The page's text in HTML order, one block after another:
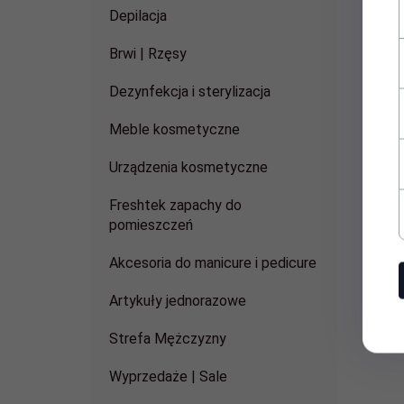
Depilacja
Brwi | Rzęsy
Dezynfekcja i sterylizacja
Meble kosmetyczne
Urządzenia kosmetyczne
Freshtek zapachy do
pomieszczeń
Akcesoria do manicure i pedicure
Artykuły jednorazowe
Strefa Mężczyzny
Wyprzedaże | Sale